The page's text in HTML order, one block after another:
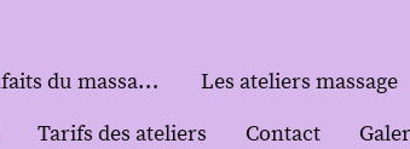
Les bienfaits du massage bébé Les ateliers massage
Tarifs des ateliers Contact